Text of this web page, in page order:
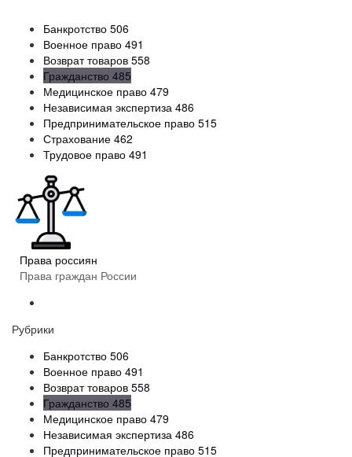
Банкротство 506
Военное право 491
Возврат товаров 558
Гражданство 485
Медицинское право 479
Независимая экспертиза 486
Предпринимательское право 515
Страхование 462
Трудовое право 491
Права россиян
Права граждан России
Рубрики
Банкротство 506
Военное право 491
Возврат товаров 558
Гражданство 485
Медицинское право 479
Независимая экспертиза 486
Предпринимательское право 515